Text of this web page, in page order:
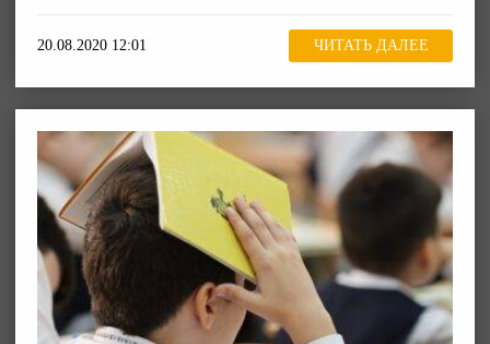
20.08.2020 12:01 ЧИТАТЬ ДАЛЕЕ